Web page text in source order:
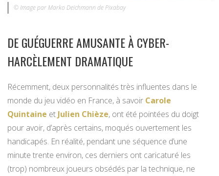
© Image par Marko Deichmann de Pixabay
DE GUÉGUERRE AMUSANTE À CYBER-
HARCÈLEMENT DRAMATIQUE
Récemment, deux personnalités très influentes dans le
monde du jeu vidéo en France, à savoir Carole
Quintaine et Julien Chièze, ont été pointées du doigt
pour avoir, d’après certains, moqués ouvertement les
handicapés. En réalité, pendant une séquence d’une
minute trente environ, ces derniers ont caricaturé les
(trop) nombreux joueurs obsédés par la technique, ne